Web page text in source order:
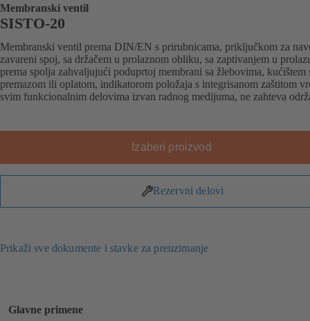
Membranski ventil
SISTO-20
Membranski ventil prema DIN/EN s prirubnicama, priključkom za
zavareni spoj, sa držačem u prolaznom obliku, sa zaptivanjem u
prema spolja zahvaljujući poduprtoj membrani sa žlebovima, kućištem
premazom ili oplatom, indikatorom položaja s integrisanom zaštitom
svim funkcionalnim delovima izvan radnog medijuma, ne zahteva
Izaberi proizvod
Rezervni delovi
Prikaži sve dokumente i stavke za preuzimanje
Glavne primene